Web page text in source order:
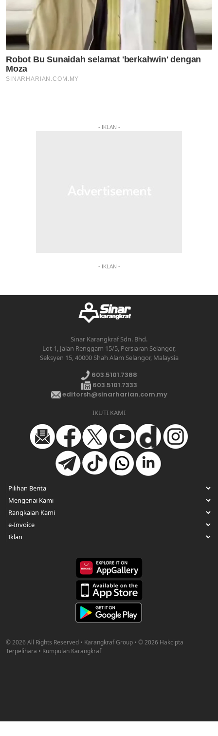
- IKLAN -
- IKLAN -
Sinar Karangkraf Sdn. Bhd.
Lot 1, Jalan Renggam 15/5, Persiaran Selangor,
Seksyen 15, 40000 Shah Alam Selangor, Malaysia
603.5101.7388
603.5101.7333
editorsh@sinarharian.com.my
IKUTI KAMI
© 2026 All Rights Reserved • Karangkraf Group • © 2026 Hakcipta
Terpelihara • Kumpulan Karangkraf